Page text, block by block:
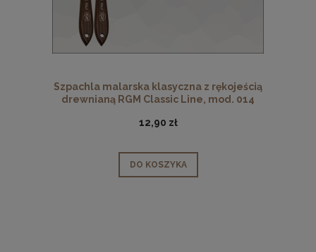
Szpachla malarska klasyczna z rękojeścią
drewnianą RGM Classic Line, mod. 014
12,90 zł
DO KOSZYKA